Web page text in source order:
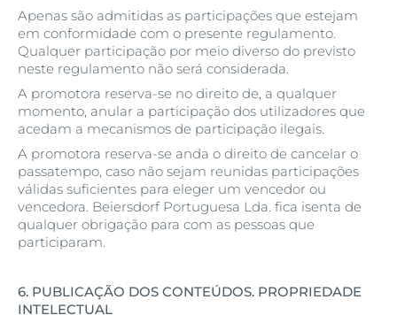
Apenas são admitidas as participações que estejam
em conformidade com o presente regulamento.
Qualquer participação por meio diverso do previsto
neste regulamento não será considerada.
A promotora reserva-se no direito de, a qualquer
momento, anular a participação dos utilizadores que
acedam a mecanismos de participação ilegais.
A promotora reserva-se anda o direito de cancelar o
passatempo, caso não sejam reunidas participações
válidas suficientes para eleger um vencedor ou
vencedora. Beiersdorf Portuguesa Lda. fica isenta de
qualquer obrigação para com as pessoas que
participaram.
6. PUBLICAÇÃO DOS CONTEÚDOS. PROPRIEDADE
INTELECTUAL